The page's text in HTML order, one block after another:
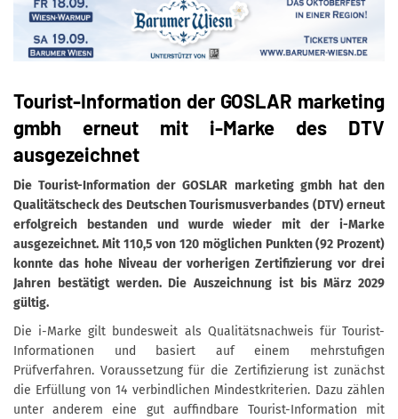
Tourist-Information der GOSLAR marketing
gmbh erneut mit i-Marke des DTV
ausgezeichnet
Die Tourist-Information der GOSLAR marketing gmbh hat den
Qualitätscheck des Deutschen Tourismusverbandes (DTV) erneut
erfolgreich bestanden und wurde wieder mit der i-Marke
ausgezeichnet. Mit 110,5 von 120 möglichen Punkten (92 Prozent)
konnte das hohe Niveau der vorherigen Zertifizierung vor drei
Jahren bestätigt werden. Die Auszeichnung ist bis März 2029
gültig.
Die i-Marke gilt bundesweit als Qualitätsnachweis für Tourist-
Informationen und basiert auf einem mehrstufigen
Prüfverfahren. Voraussetzung für die Zertifizierung ist zunächst
die Erfüllung von 14 verbindlichen Mindestkriterien. Dazu zählen
unter anderem eine gut auffindbare Tourist-Information mit